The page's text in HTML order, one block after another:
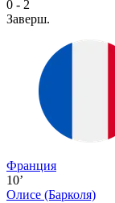
0 - 2
Заверш.
Франция
10’
Олисе (Барколя)